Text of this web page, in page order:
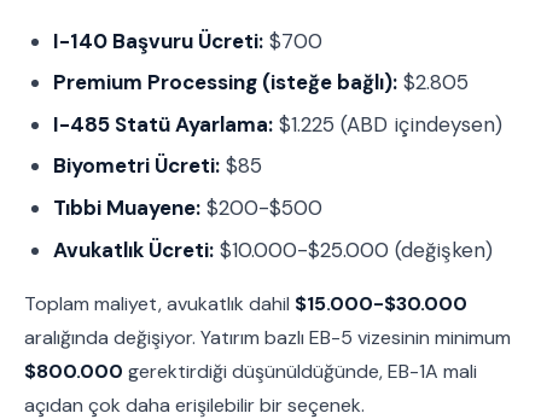
I-140 Başvuru Ücreti: $700
Premium Processing (isteğe bağlı): $2.805
I-485 Statü Ayarlama: $1.225 (ABD içindeysen)
Biyometri Ücreti: $85
Tıbbi Muayene: $200-$500
Avukatlık Ücreti: $10.000-$25.000 (değişken)
Toplam maliyet, avukatlık dahil $15.000-$30.000
aralığında değişiyor. Yatırım bazlı EB-5 vizesinin minimum
$800.000 gerektirdiği düşünüldüğünde, EB-1A mali
açıdan çok daha erişilebilir bir seçenek.